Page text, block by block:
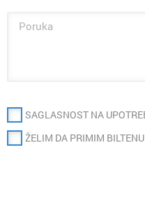
SAGLASNOST NA
ŽELIM DA PRIMIM